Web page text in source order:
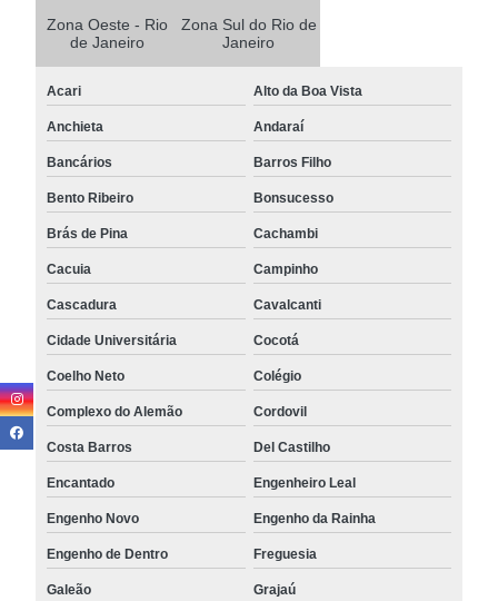
Zona Oeste - Rio
de Janeiro
Zona Sul do Rio de
Janeiro
Acari Alto da Boa Vista
Anchieta Andaraí
Bancários Barros Filho
Bento Ribeiro Bonsucesso
Brás de Pina Cachambi
Cacuia Campinho
Cascadura Cavalcanti
Cidade Universitária Cocotá
Coelho Neto Colégio
Complexo do Alemão Cordovil
Costa Barros Del Castilho
Encantado Engenheiro Leal
Engenho Novo Engenho da Rainha
Engenho de Dentro Freguesia
Galeão Grajaú